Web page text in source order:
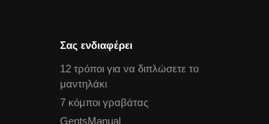
Σας ενδιαφέρει
12 τρόποι για να διπλώσετε το
μαντηλάκι
7 κόμποι γραβάτας
GentsManual